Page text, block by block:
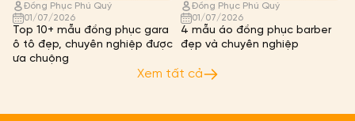
Đồng Phục Phú Quý
01/07/2026
Top 10+ mẫu đồng phục gara
ô tô đẹp, chuyên nghiệp được
ưa chuộng
Đồng Phục Phú Quý
01/07/2026
4 mẫu áo đồng phục barber
đẹp và chuyên nghiệp
Xem tất cả